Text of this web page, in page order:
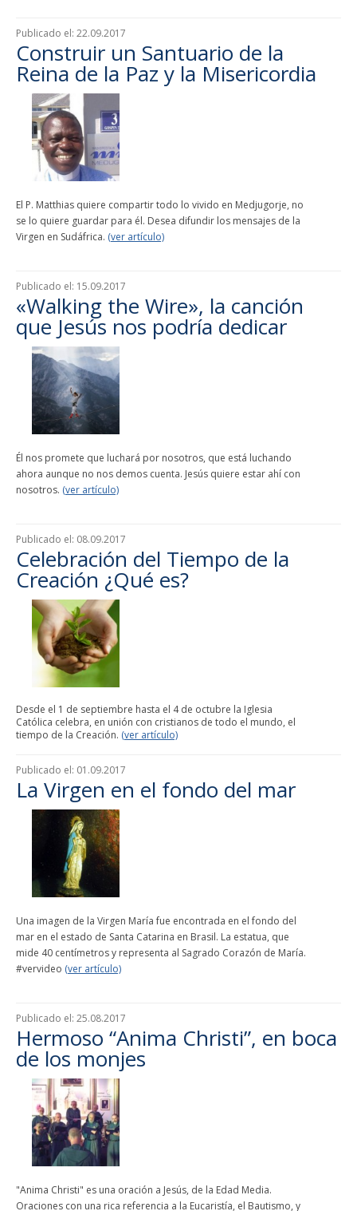
Publicado el: 22.09.2017
Construir un Santuario de la
Reina de la Paz y la Misericordia
El P. Matthias quiere compartir todo lo vivido en Medjugorje, no
se lo quiere guardar para él. Desea difundir los mensajes de la
Virgen en Sudáfrica. (ver artículo)
Publicado el: 15.09.2017
«Walking the Wire», la canción
que Jesús nos podría dedicar
Él nos promete que luchará por nosotros, que está luchando
ahora aunque no nos demos cuenta. Jesús quiere estar ahí con
nosotros. (ver artículo)
Publicado el: 08.09.2017
Celebración del Tiempo de la
Creación ¿Qué es?
Desde el 1 de septiembre hasta el 4 de octubre la Iglesia
Católica celebra, en unión con cristianos de todo el mundo, el
tiempo de la Creación. (ver artículo)
Publicado el: 01.09.2017
La Virgen en el fondo del mar
Una imagen de la Virgen María fue encontrada en el fondo del
mar en el estado de Santa Catarina en Brasil. La estatua, que
mide 40 centímetros y representa al Sagrado Corazón de María.
#vervideo (ver artículo)
Publicado el: 25.08.2017
Hermoso “Anima Christi”, en boca
de los monjes
"Anima Christi" es una oración a Jesús, de la Edad Media.
Oraciones con una rica referencia a la Eucaristía, el Bautismo, y